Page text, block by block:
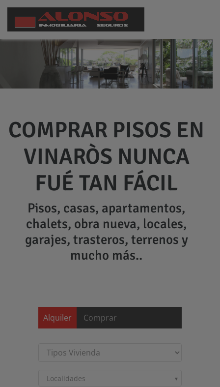
COMPRAR PISOS EN
VINARÒS NUNCA
FUÉ TAN FÁCIL
Pisos, casas, apartamentos,
chalets, obra nueva, locales,
garajes, trasteros, terrenos y
mucho más..
Alquiler
Comprar
Localidades